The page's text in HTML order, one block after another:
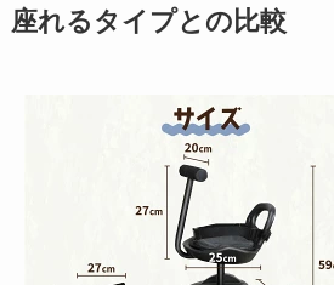
座れるタイプとの比較